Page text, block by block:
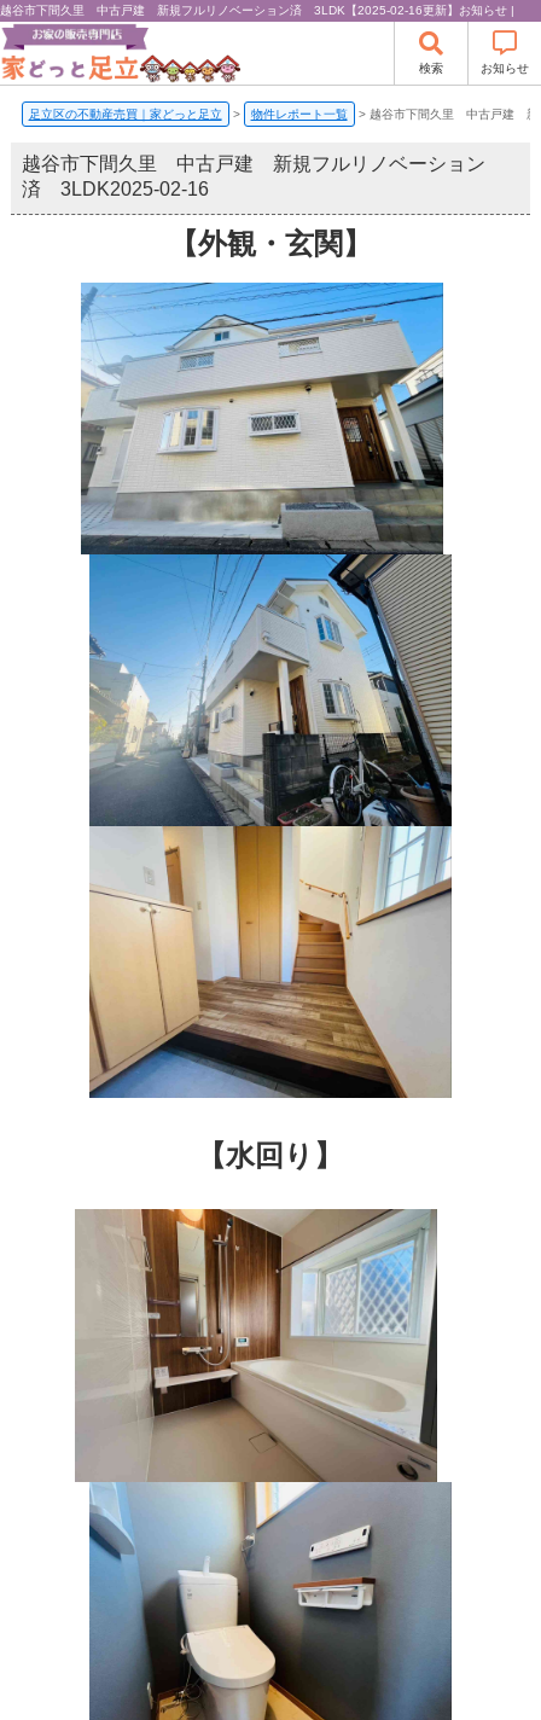
越谷市下間久里 中古戸建 新規フルリノベーション済 3LDK【2025-02-16更新】お知らせ |
検索 お知らせ
足立区の不動産売買｜家どっと足立 > 物件レポート一覧 > 越谷市下間久里 中古戸建 新
越谷市下間久里 中古戸建 新規フルリノベーション
済 3LDK2025-02-16
【外観・玄関】
【水回り】